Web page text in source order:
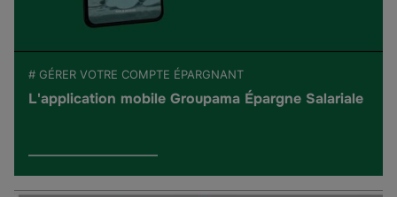
# GÉRER VOTRE COMPTE ÉPARGNANT
L'application mobile Groupama Épargne Salariale